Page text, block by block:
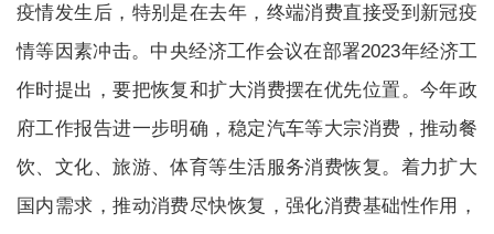
疫情发生后，特别是在去年，终端消费直接受到新冠疫
情等因素冲击。中央经济工作会议在部署2023年经济工
作时提出，要把恢复和扩大消费摆在优先位置。今年政
府工作报告进一步明确，稳定汽车等大宗消费，推动餐
饮、文化、旅游、体育等生活服务消费恢复。着力扩大
国内需求，推动消费尽快恢复，强化消费基础性作用，
省市/中央遴选 考试题库 笔试资料 面
考试公告 报考指导 考试通知